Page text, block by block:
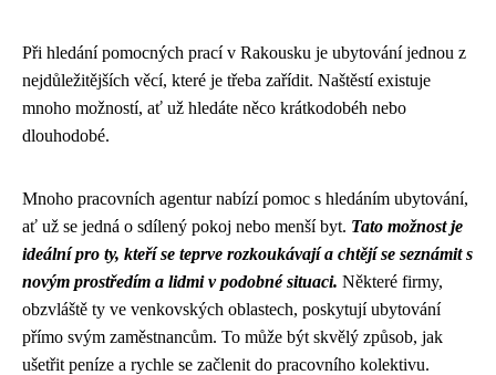
Při hledání pomocných prací v Rakousku je ubytování jednou z
nejdůležitějších věcí, které je třeba zařídit. Naštěstí existuje
mnoho možností, ať už hledáte něco krátkodobéh nebo
dlouhodobé.
Mnoho pracovních agentur nabízí pomoc s hledáním ubytování,
ať už se jedná o sdílený pokoj nebo menší byt. Tato možnost je
ideální pro ty, kteří se teprve rozkoukávají a chtějí se seznámit s
novým prostředím a lidmi v podobné situaci. Některé firmy,
obzvláště ty ve venkovských oblastech, poskytují ubytování
přímo svým zaměstnancům. To může být skvělý způsob, jak
ušetřit peníze a rychle se začlenit do pracovního kolektivu.